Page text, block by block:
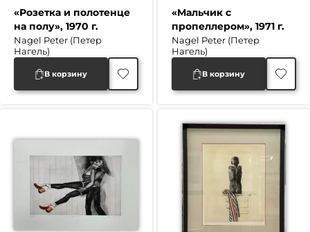
«Розетка и полотенце
на полу», 1970 г.
Nagel Peter (Петер
Нагель)
В корзину
«Мальчик с
пропеллером», 1971 г.
Nagel Peter (Петер
Нагель)
В корзину